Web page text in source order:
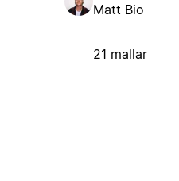
Matt Bio
21 mallar